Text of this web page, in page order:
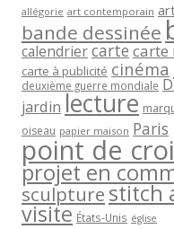
allégorie art contemporain
bande dessinée
calendriercartecarte
carte à publicité cinéma
deuxième guerre mondiale
jardin lecture
oiseau papier maison Paris
point de
projet en
sculpturestitch
visite États-Unis église